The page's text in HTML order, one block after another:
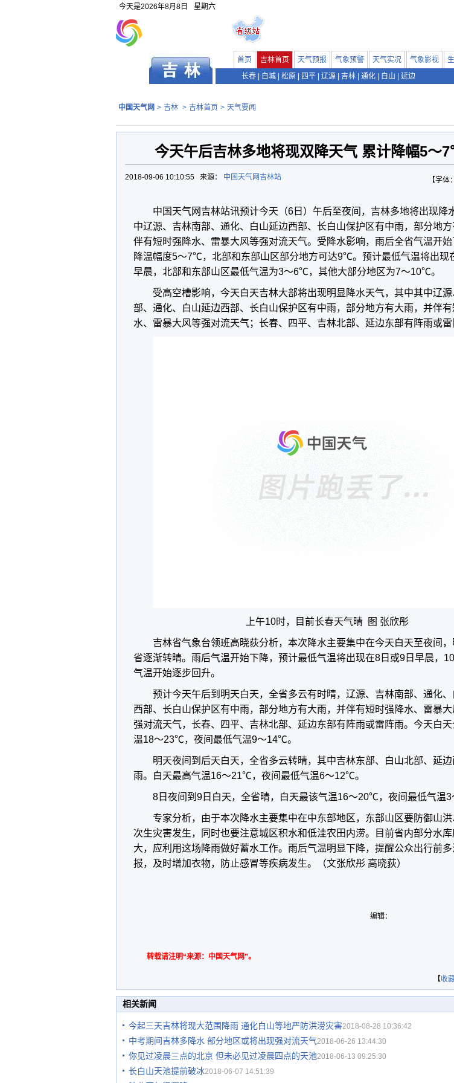
今天是2026年8月8日 星期六
首页 吉林首页 天气预报 气象预警 天气实况 气象影视
长春
白城 松原 四平 辽源 吉林 通化 白山 延边
中国天气网 > 吉林 > 吉林首页 > 天气要闻
今天午后吉林多地将现双降天气 累计降幅5～
【字体：
2018-09-06 10:10:55 来源： 中国天气网吉林站
中国天气网吉林站讯预计今天（6日）午后至夜间，吉林多地将出现降
中辽源、吉林南部、通化、白山延边西部、长白山保护区有中雨，部分地
伴有短时强降水、雷暴大风等强对流天气。受降水影响，雨后全省气温开
降温幅度5～7℃，北部和东部山区部分地方可达9℃。预计最低气温将出现
早晨，北部和东部山区最低气温为3～6℃，其他大部分地区为7～10℃。
受高空槽影响，今天白天吉林大部将出现明显降水天气，其中其中辽
部、通化、白山延边西部、长白山保护区有中雨，部分地方有大雨，并伴
水、雷暴大风等强对流天气；长春、四平、吉林北部、延边东部有阵雨或雷
上午10时，目前长春天气晴 图 张欣彤
吉林省气象台领班高晓荻分析，本次降水主要集中在今天白天至夜间
省逐渐转晴。雨后气温开始下降，预计最低气温将出现在8日或9日早晨，10
气温开始逐步回升。
预计今天午后到明天白天，全省多云有时晴，辽源、吉林南部、通化
西部、长白山保护区有中雨，部分地方有大雨，并伴有短时强降水、雷暴
强对流天气，长春、四平、吉林北部、延边东部有阵雨或雷阵雨。今天白
温18～23℃，夜间最低气温9～14℃。
明天夜间到后天白天，全省多云转晴，其中吉林东部、白山北部、延
雨。白天最高气温16～21℃，夜间最低气温6～12℃。
8日夜间到9日白天，全省晴，白天最该气温16～20℃，夜间最低气温3
专家分析，由于本次降水主要集中在中东部地区，东部山区要防御山
次生灾害发生，同时也要注意城区积水和低洼农田内涝。目前省内部分水
大，应利用这场降雨做好蓄水工作。雨后气温明显下降，提醒公众出行前
报，及时增加衣物，防止感冒等疾病发生。（文张欣彤 高晓荻）
编辑：
转载请注明“来源：中国天气网”。
【收
相关新闻
今起三天吉林将现大范围降雨 通化白山等地严防洪涝灾害2018-08-28 10:36:42
中考期间吉林多降水 部分地区或将出现强对流天气2018-06-26 13:44:30
你见过凌晨三点的北京 但未必见过凌晨四点的天池2018-06-13 09:25:30
长白山天池提前破冰2018-06-07 14:51:39